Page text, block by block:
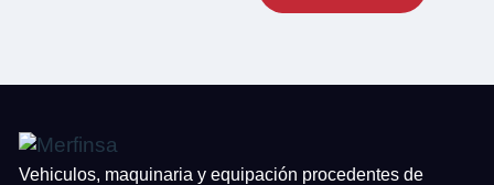
Vehiculos, maquinaria y equipación procedentes de